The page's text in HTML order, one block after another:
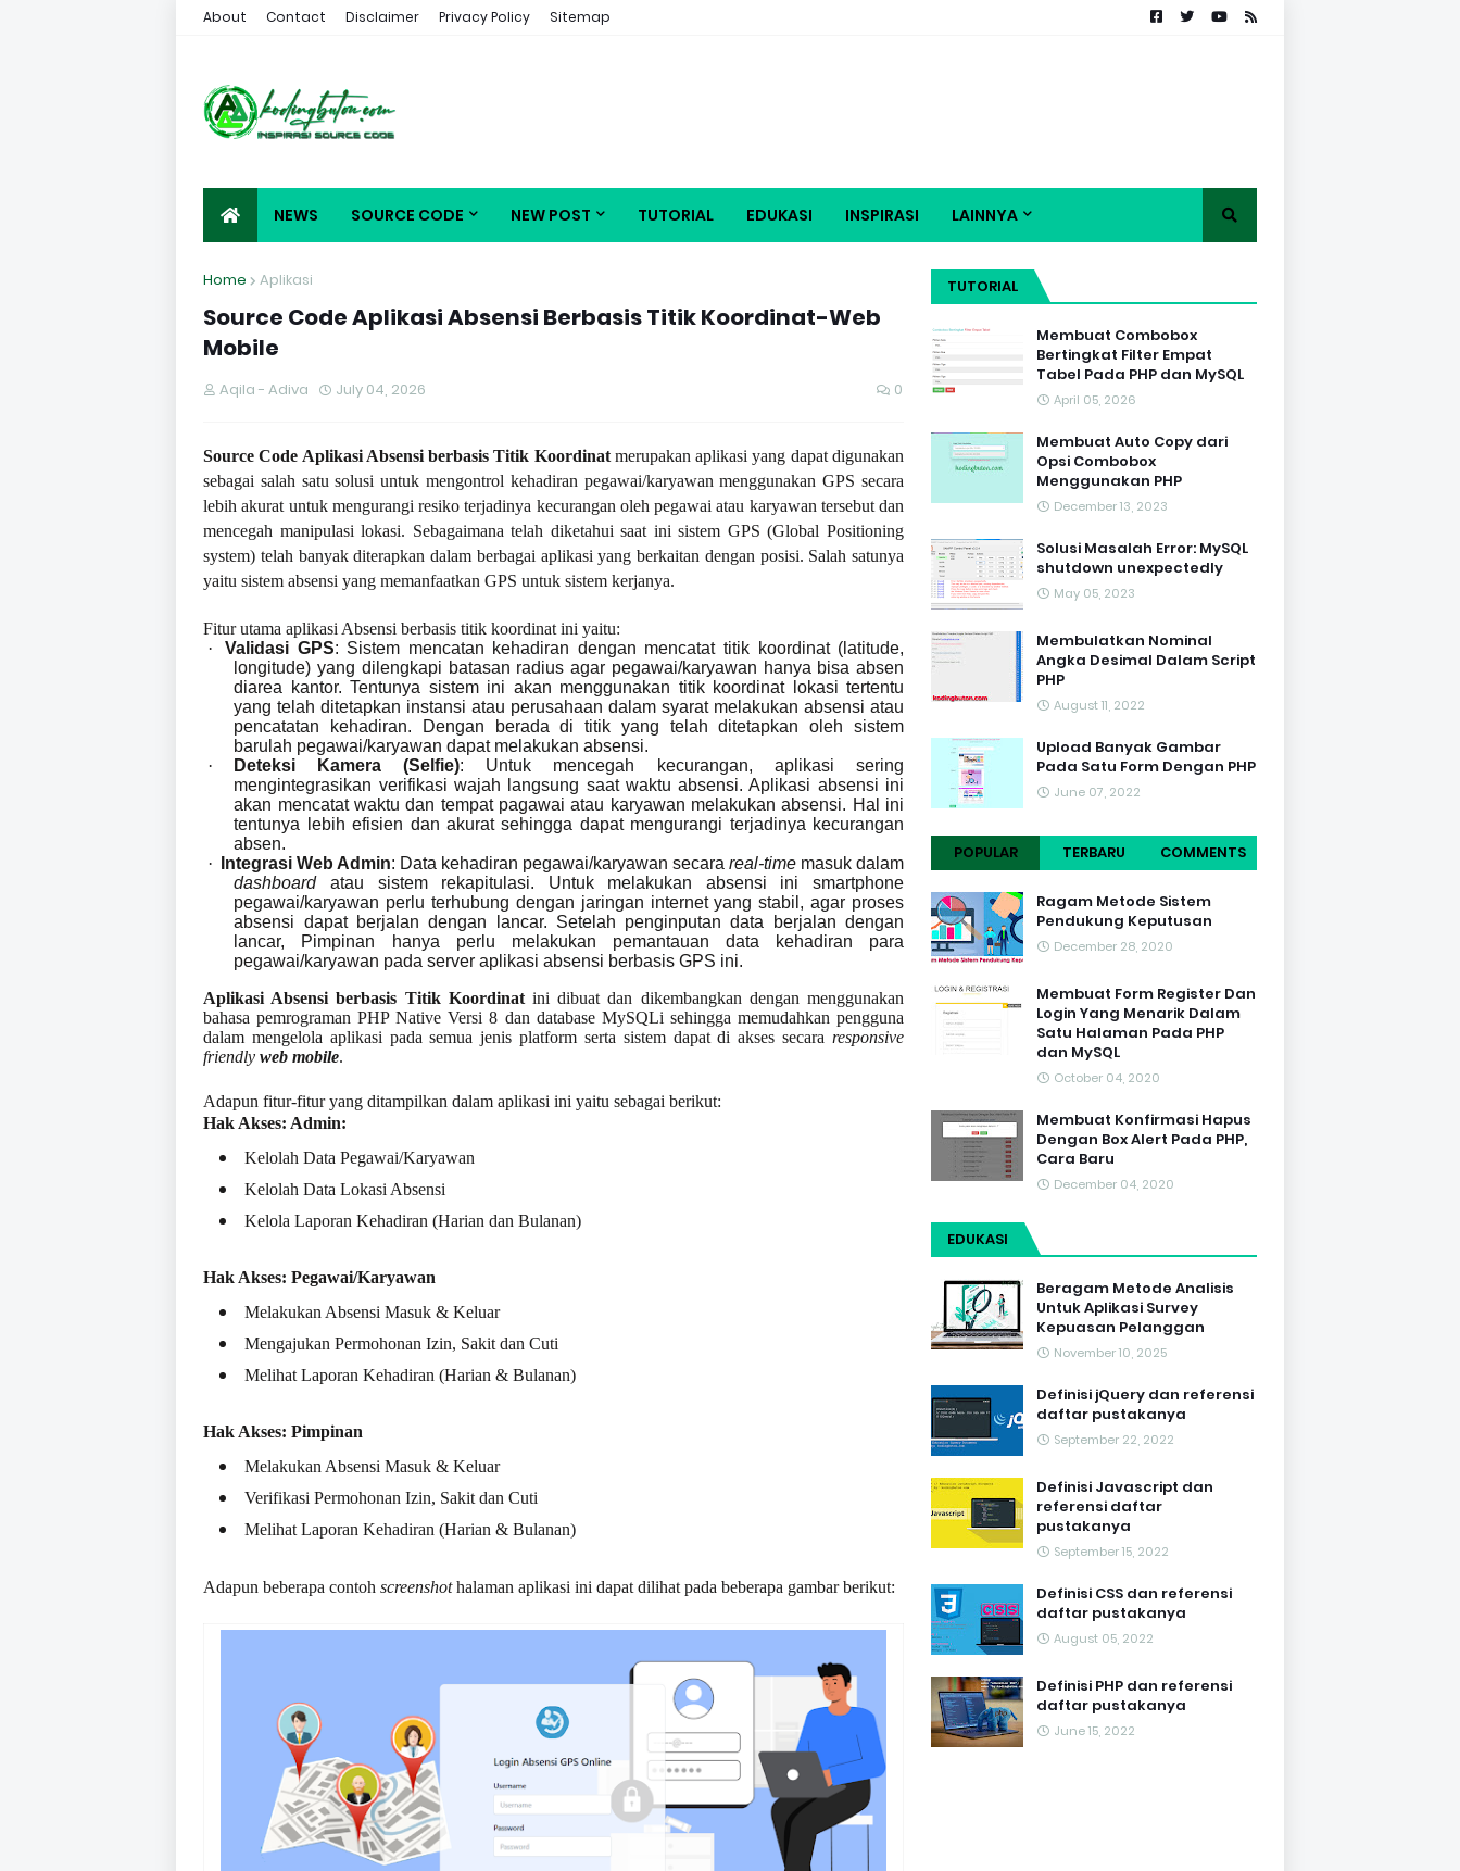
About Contact Disclaimer Privacy Policy Sitemap
NEWS SOURCE CODE NEW POST TUTORIAL EDUKASI INSPIRASI LAINNYA
Home Aplikasi
Source Code Aplikasi Absensi Berbasis Titik Koordinat-Web
Mobile
Aqila - Adiva July 04, 2026 0
Source Code Aplikasi Absensi berbasis Titik Koordinat merupakan aplikasi yang dapat digunakan
sebagai salah satu solusi untuk mengontrol kehadiran pegawai/karyawan menggunakan GPS secara
lebih akurat untuk mengurangi resiko terjadinya kecurangan oleh pegawai atau karyawan tersebut dan
mencegah manipulasi lokasi. Sebagaimana telah diketahui saat ini sistem GPS (Global Positioning
system) telah banyak diterapkan dalam berbagai aplikasi yang berkaitan dengan posisi. Salah satunya
yaitu sistem absensi yang memanfaatkan GPS untuk sistem kerjanya.
Fitur utama aplikasi Absensi berbasis titik koordinat ini yaitu:
·
Validasi GPS: Sistem mencatan kehadiran dengan mencatat titik koordinat (latitude,
longitude) yang dilengkapi batasan radius agar pegawai/karyawan hanya bisa absen
diarea kantor. Tentunya sistem ini akan menggunakan titik koordinat lokasi tertentu
yang telah ditetapkan instansi atau perusahaan dalam syarat melakukan absensi atau
pencatatan kehadiran. Dengan berada di titik yang telah ditetapkan oleh sistem
barulah pegawai/karyawan dapat melakukan absensi.
·
Deteksi Kamera (Selfie): Untuk mencegah kecurangan, aplikasi sering
mengintegrasikan verifikasi wajah langsung saat waktu absensi. Aplikasi absensi ini
akan mencatat waktu dan tempat pagawai atau karyawan melakukan absensi. Hal ini
tentunya lebih efisien dan akurat sehingga dapat mengurangi terjadinya kecurangan
absen.
·
Integrasi Web Admin: Data kehadiran pegawai/karyawan secara real-timemasuk dalam
dashboardatau sistem rekapitulasi. Untuk melakukan absensi ini smartphone
pegawai/karyawan perlu terhubung dengan jaringan internet yang stabil, agar proses
absensi dapat berjalan dengan lancar. Setelah penginputan data berjalan dengan
lancar, Pimpinan hanya perlu melakukan pemantauan data kehadiran para
pegawai/karyawan pada server aplikasi absensi berbasis GPS ini.
Aplikasi Absensi berbasis Titik Koordinat ini dibuat dan dikembangkan dengan menggunakan
bahasa pemrograman PHP Native Versi 8 dan database MySQLi sehingga memudahkan pengguna
dalam mengelola aplikasi pada semua jenis platform serta sistem dapat di akses secara responsive
friendly web mobile.
Adapun fitur-fitur yang ditampilkan dalam aplikasi ini yaitu sebagai berikut:
Hak Akses: Admin:
Kelolah Data Pegawai/Karyawan
Kelolah Data Lokasi Absensi
Kelola Laporan Kehadiran (Harian dan Bulanan)
Hak Akses: Pegawai/Karyawan
Melakukan Absensi Masuk & Keluar
Mengajukan Permohonan Izin, Sakit dan Cuti
Melihat Laporan Kehadiran (Harian & Bulanan)
Hak Akses: Pimpinan
Melakukan Absensi Masuk & Keluar
Verifikasi Permohonan Izin, Sakit dan Cuti
Melihat Laporan Kehadiran (Harian & Bulanan)
Adapun beberapa contoh screenshothalaman aplikasi ini dapat dilihat pada beberapa gambar berikut:
TUTORIAL
Membuat Combobox
Bertingkat Filter Empat
Tabel Pada PHP dan MySQL
April 05, 2026
Membuat Auto Copy dari
Opsi Combobox
Menggunakan PHP
December 13, 2023
Solusi Masalah Error: MySQL
shutdown unexpectedly
May 05, 2023
Membulatkan Nominal
Angka Desimal Dalam Script
PHP
August 11, 2022
Upload Banyak Gambar
Pada Satu Form Dengan PHP
June 07, 2022
POPULAR TERBARU COMMENTS
Ragam Metode Sistem
Pendukung Keputusan
December 28, 2020
Membuat Form Register Dan
Login Yang Menarik Dalam
Satu Halaman Pada PHP
dan MySQL
October 04, 2020
Membuat Konfirmasi Hapus
Dengan Box Alert Pada PHP,
Cara Baru
December 04, 2020
EDUKASI
Beragam Metode Analisis
Untuk Aplikasi Survey
Kepuasan Pelanggan
November 10, 2025
Definisi jQuery dan referensi
daftar pustakanya
September 22, 2022
Definisi Javascript dan
referensi daftar
pustakanya
September 15, 2022
Definisi CSS dan referensi
daftar pustakanya
August 05, 2022
Definisi PHP dan referensi
daftar pustakanya
June 15, 2022